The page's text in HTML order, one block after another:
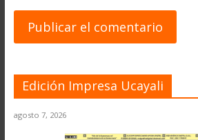
Edición Impresa Ucayali
agosto 7, 2026